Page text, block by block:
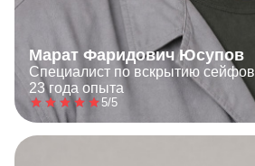
Марат Фаридович Юсупов
Специалист по вскрытию сейфов
23 года опыта
5/5